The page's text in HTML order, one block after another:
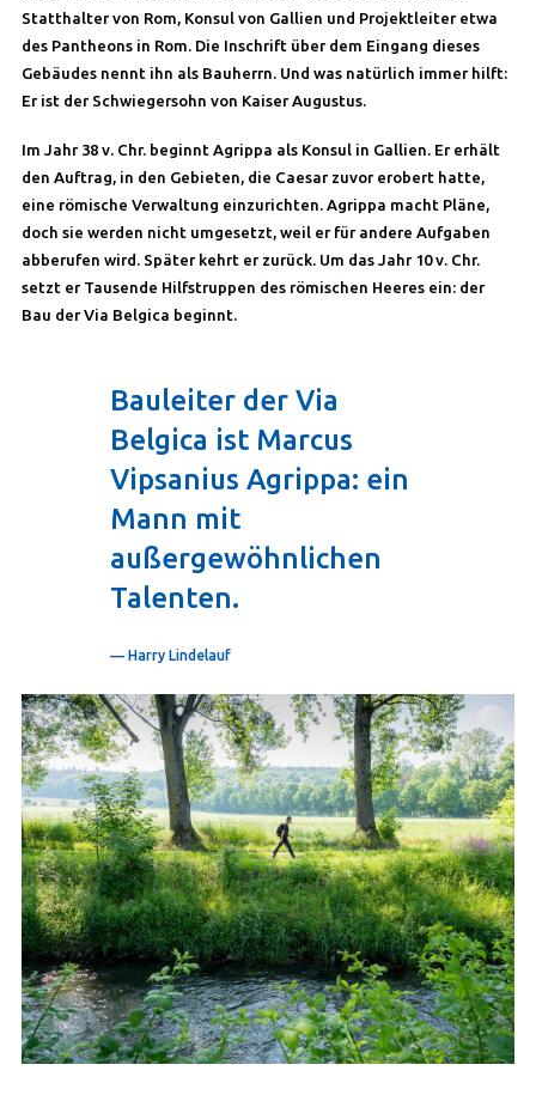
Statthalter von Rom, Konsul von Gallien und Projektleiter etwa
des Pantheons in Rom. Die Inschrift über dem Eingang dieses
Gebäudes nennt ihn als Bauherrn. Und was natürlich immer hilft:
Er ist der Schwiegersohn von Kaiser Augustus.
Im Jahr 38 v. Chr. beginnt Agrippa als Konsul in Gallien. Er erhält
den Auftrag, in den Gebieten, die Caesar zuvor erobert hatte,
eine römische Verwaltung einzurichten. Agrippa macht Pläne,
doch sie werden nicht umgesetzt, weil er für andere Aufgaben
abberufen wird. Später kehrt er zurück. Um das Jahr 10 v. Chr.
setzt er Tausende Hilfstruppen des römischen Heeres ein: der
Bau der Via Belgica beginnt.
Bauleiter der Via
Belgica ist Marcus
Vipsanius Agrippa: ein
Mann mit
außergewöhnlichen
Talenten.
— Harry Lindelauf